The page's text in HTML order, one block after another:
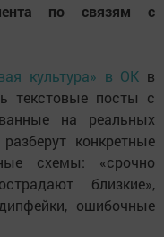
по связям с
культура» в ОК в
текстовые посты с
на реальных
конкретные
схемы: «срочно
близкие»,
ошибочные